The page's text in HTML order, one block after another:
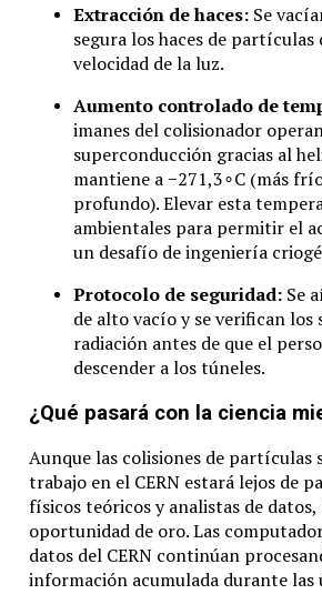
Extracción de haces:Se
segura los haces de partículas
velocidad de la luz.
Aumento controlado de
imanes del colisionador
superconducción gracias al
mantiene a−271,3∘C(más
profundo). Elevar esta
ambientales para permitir el
un desafío de ingeniería
Protocolo de seguridad:Se
de alto vacío y se verifican los
radiación antes de que el
descender a los túneles.
¿Qué pasará con la ciencia
Aunque las colisiones de partículas
trabajo en el CERN estará lejos de
físicos teóricos y analistas de datos,
oportunidad de oro. Las
datos del CERN continúan
información acumulada durante las